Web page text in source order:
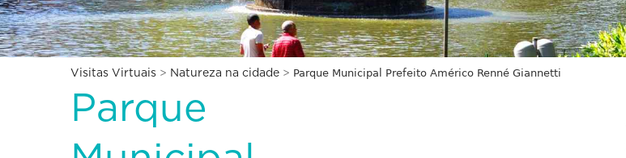
Visitas Virtuais > Natureza na cidade > Parque Municipal Prefeito Américo Renné Giannetti
Parque